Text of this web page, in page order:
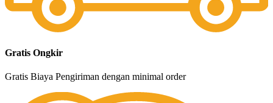
Gratis Ongkir
Gratis Biaya Pengiriman dengan minimal order